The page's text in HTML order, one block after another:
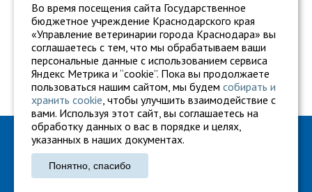
ГБУ "Ветуправление города Краснодара"
Адрес: г. Краснодар, ул. Карасунская, 110
Тел.: +7 861 260-27-94
Во время посещения сайта Государственное
бюджетное учреждение Краснодарского края
«Управление ветеринарии города Краснодара» вы
соглашаетесь с тем, что мы обрабатываем ваши
персональные данные с использованием сервиса
Яндекс Метрика и “cookie”. Пока вы продолжаете
пользоваться нашим сайтом, мы будем собирать и
хранить cookie, чтобы улучшить взаимодействие с
вами. Используя этот сайт, вы соглашаетесь на
обработку данных о вас в порядке и целях,
указанных в наших документах.
Понятно, спасибо